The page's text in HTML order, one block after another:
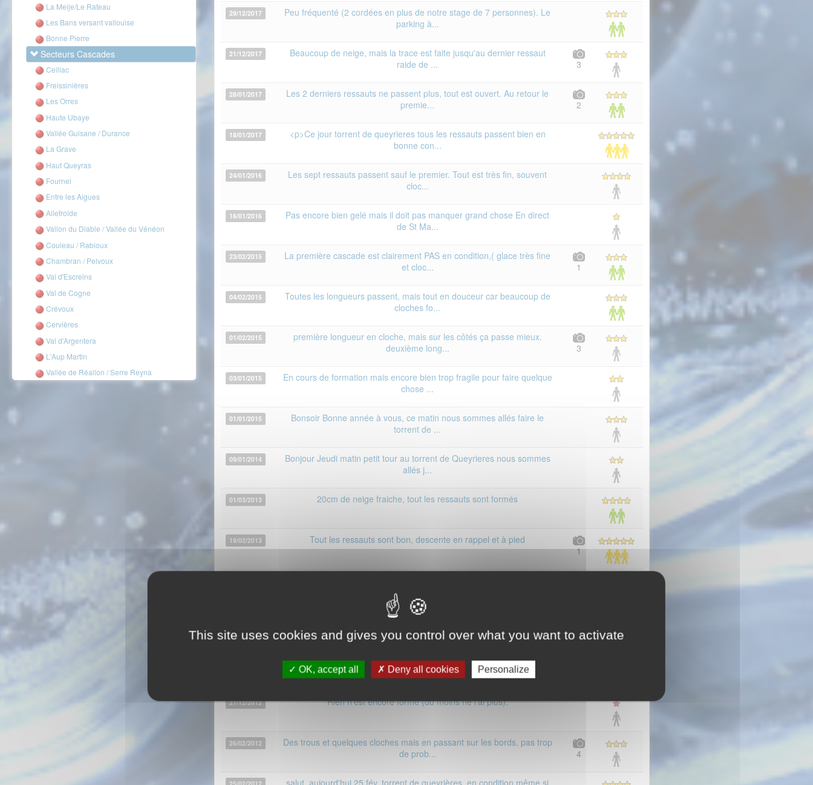
La Meije/Le Rateau
Les Bans versant vallouise
Bonne Pierre
Secteurs Cascades
Ceillac
Freissinières
Les Orres
Haute Ubaye
Vallée Guisane / Durance
La Grave
Haut Queyras
Fournel
Entre les Aigues
Ailefroide
Vallon du Diable / Vallée du Vénéon
Couleau / Rabioux
Chambran / Pelvoux
Val d'Escreins
Val de Cogne
Crévoux
Cervières
Val d'Argentera
L'Aup Martin
Vallée de Réallon / Serre Reyna
29/12/2017
Peu fréquenté (2 cordées en plus de notre stage de 7 personnes). Le
parking à...
21/12/2017
Beaucoup de neige, mais la trace est faite jusqu'au dernier ressaut
raide de ...
3
28/01/2017
Les 2 derniers ressauts ne passent plus, tout est ouvert. Au retour le
premie...
2
18/01/2017
<p>Ce jour torrent de queyrieres tous les ressauts passent bien en
bonne con...
24/01/2016
Les sept ressauts passent sauf le premier. Tout est très fin, souvent
cloc...
16/01/2016
Pas encore bien gelé mais il doit pas manquer grand chose En direct
de St Ma...
23/02/2015
La première cascade est clairement PAS en condition,( glace très fine
et cloc...
1
04/02/2015
Toutes les longueurs passent, mais tout en douceur car beaucoup de
cloches fo...
01/02/2015
première longueur en cloche, mais sur les côtés ça passe mieux.
deuxième long...
3
03/01/2015
En cours de formation mais encore bien trop fragile pour faire quelque
chose ...
01/01/2015
Bonsoir Bonne année à vous, ce matin nous sommes allés faire le
torrent de ...
09/01/2014
Bonjour Jeudi matin petit tour au torrent de Queyrieres nous sommes
allés j...
01/03/2013 20cm de neige fraiche, tout les ressauts sont formés
19/02/2013
Tout les ressauts sont bon, descente en rappel et à pied
1
nous, parf...
Tous les ressauts sont formés mais assez pauvre en glace. La roche
n'est jama...
Manque de glace dans toute les longueurs
27/12/2012 Rien n'est encore formé (du moins ne l'ai plus).
26/02/2012
Des trous et quelques cloches mais en passant sur les bords, pas trop
de prob...
4
salut, aujourd'hui 25 fév, torrent de queyrières, en condition même si
This site uses cookies and gives you control over what you want to activate
OK, accept all Deny all cookies Personalize